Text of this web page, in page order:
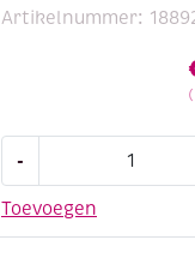
Artikelnummer:
Toevoegen
-
acrylmarker